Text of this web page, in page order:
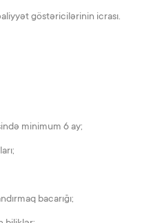
göstəricilərinin icrası.
minimum 6 ay;
bacarığı;